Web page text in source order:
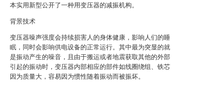
本实用新型公开了一种用变压器的减振机构。
背景技术
变压器噪声强度会持续损害人的身体健康，影响人们的睡
眠，同时会影响供电设备的正常运行。其中最为突显的就
是振动产生的噪音，且由于搬运或者地震获取其他的外部
引起的振动时，变压器内部相应的部件如线圈绕组、铁芯
因为质量大，容易因为惯性随着振动而被振坏。